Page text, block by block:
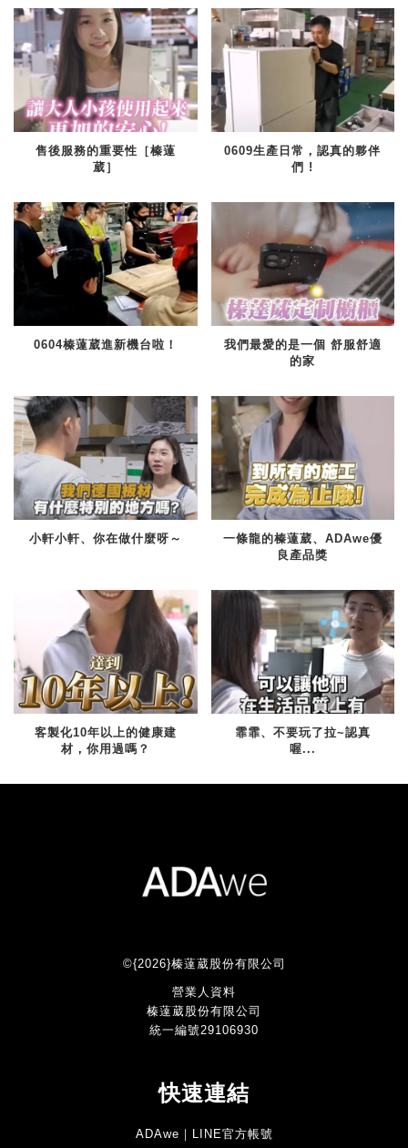
售後服務的重要性［榛薘
葳］
0609生產日常，認真的夥伴
們 !
0604榛薘葳進新機台啦！
我們最愛的是一個 舒服舒適
的家
小軒小軒、你在做什麼呀～
一條龍的榛薘葳、ADAwe優
良產品獎
客製化10年以上的健康建
材，你用過嗎？
霏霏、不要玩了拉~認真
喔...
©{2026}榛薘葳股份有限公司
營業人資料
榛薘葳股份有限公司
統一編號29106930
快速連結
ADAwe｜LINE官方帳號